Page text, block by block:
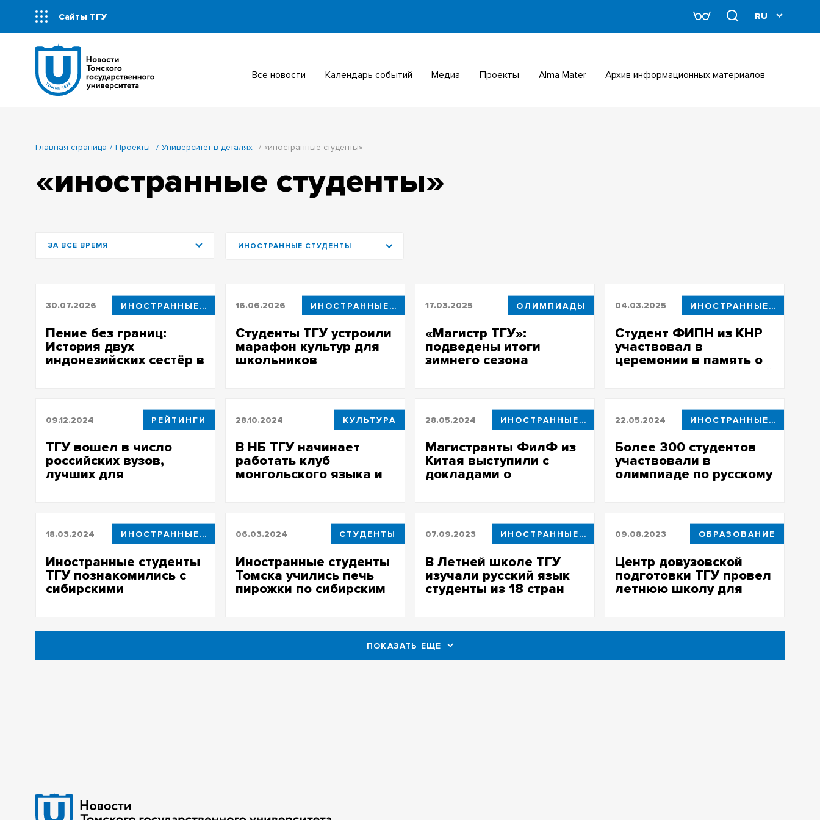
Сайты ТГУ
Все новости Календарь событий Медиа Проекты Alma Mater Архив информационных материалов
Главная страница Проекты Университет в деталях «иностранные студенты»
«иностранные студенты»
ЗА ВСЕ ВРЕМЯ ИНОСТРАННЫЕ СТУДЕНТЫ
30.07.2026 ИНОСТРАННЫЕ СТУДЕНТЫ
Пение без границ:
История двух
индонезийских сестёр в
16.06.2026 ИНОСТРАННЫЕ СТУДЕНТЫ
Студенты ТГУ устроили
марафон культур для
школьников
17.03.2025 ОЛИМПИАДЫ
«Магистр ТГУ»:
подведены итоги
зимнего сезона
04.03.2025 ИНОСТРАННЫЕ СТУДЕНТЫ
Студент ФИПН из КНР
участвовал в
церемонии в память о
09.12.2024 РЕЙТИНГИ
ТГУ вошел в число
российских вузов,
лучших для
28.10.2024 КУЛЬТУРА
В НБ ТГУ начинает
работать клуб
монгольского языка и
28.05.2024 ИНОСТРАННЫЕ СТУДЕНТЫ
Магистранты ФилФ из
Китая выступили с
докладами о
22.05.2024 ИНОСТРАННЫЕ СТУДЕНТЫ
Более 300 студентов
участвовали в
олимпиаде по русскому
18.03.2024 ИНОСТРАННЫЕ СТУДЕНТЫ
Иностранные студенты
ТГУ познакомились с
сибирскими
06.03.2024 СТУДЕНТЫ
Иностранные студенты
Томска учились печь
пирожки по сибирским
07.09.2023 ИНОСТРАННЫЕ СТУДЕНТЫ
В Летней школе ТГУ
изучали русский язык
студенты из 18 стран
09.08.2023 ОБРАЗОВАНИЕ
Центр довузовской
подготовки ТГУ провел
летнюю школу для
ПОКАЗАТЬ ЕЩЕ